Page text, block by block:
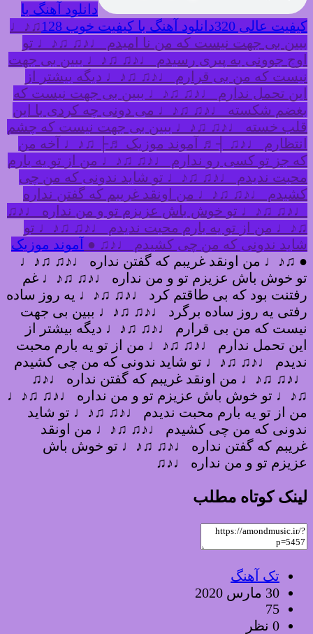
دانلود آهنگ با
کیفیت عالی 320
دانلود آهنگ با کیفیت خوب 128
♫♪♩
ببین بی جهت نیست که من نا امیدم ♩♪♫ ♫♪♩ تو
اوج جوونی به پیری رسیدم ♩♪♫ ♫♪♩ ببین بی جهت
نیست که من بی قرارم ♩♪♫ ♫♪♩ دیگه بیشتر از
این تحمل ندارم ♩♪♫ ♫♪♩ ببین بی جهت نیست که
بغضم شکسته ♩♪♫ ♫♪♩ می دونی چه کردی با این
قلب خسته ♩♪♫ ♫♪♩ ببین بی جهت نیست که چشم
انتظارم ♩♪♫ ┤♬ آموند موزیک ♬├ ♫♪♩ آخه من
که جز تو کسی رو ندارم ♩♪♫ ♫♪♩ من از تو یه بارم
محبت ندیدم ♩♪♫ ♫♪♩ تو شاید ندونی که من چی
کشیدم ♩♪♫ ♫♪♩ من اونقد غریبم که گفتن نداره
♩♪♫ ♫♪♩ تو خوش باش عزیزم تو و من نداره ♩♪♫
♫♪♩ من از تو یه بارم محبت ندیدم ♩♪♫ ♫♪♩ تو
شاید ندونی که من چی کشیدم ♩♪♫ ●
آموند موزیک
● ♫♪♩ من اونقد غریبم که گفتن نداره ♩♪♫ ♫♪♩
تو خوش باش عزیزم تو و من نداره ♩♪♫ ♫♪♩ غم
رفتنت بود که بی طاقتم کرد ♩♪♫ ♫♪♩ یه روز ساده
رفتی یه روز ساده برگرد ♩♪♫ ♫♪♩ ببین بی جهت
نیست که من بی قرارم ♩♪♫ ♫♪♩ دیگه بیشتر از
این تحمل ندارم ♩♪♫ ♫♪♩ من از تو یه بارم محبت
ندیدم ♩♪♫ ♫♪♩ تو شاید ندونی که من چی کشیدم
♩♪♫ ♫♪♩ من اونقد غریبم که گفتن نداره ♩♪♫
♫♪♩ تو خوش باش عزیزم تو و من نداره ♩♪♫ ♫♪♩
من از تو یه بارم محبت ندیدم ♩♪♫ ♫♪♩ تو شاید
ندونی که من چی کشیدم ♩♪♫ ♫♪♩ من اونقد
غریبم که گفتن نداره ♩♪♫ ♫♪♩ تو خوش باش
عزیزم تو و من نداره ♩♪♫
لینک کوتاه مطلب
تک آهنگ
30 مارس 2020
75
0 نظر